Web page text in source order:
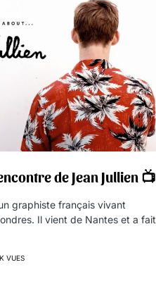
de Jean Jullien 📺
graphiste français vivant
Il vient de Nantes et a fait
VUES